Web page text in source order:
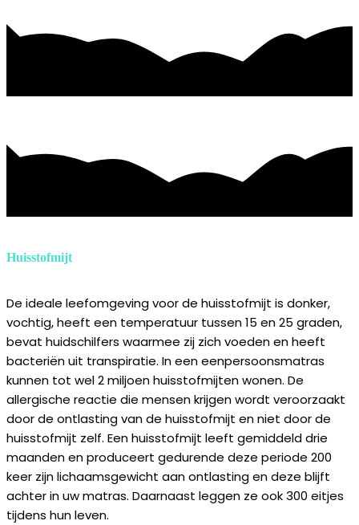
Huisstofmijt
De ideale leefomgeving voor de huisstofmijt is donker,
vochtig, heeft een temperatuur tussen 15 en 25 graden,
bevat huidschilfers waarmee zij zich voeden en heeft
bacteriën uit transpiratie. In een eenpersoonsmatras
kunnen tot wel 2 miljoen huisstofmijten wonen. De
allergische reactie die mensen krijgen wordt veroorzaakt
door de ontlasting van de huisstofmijt en niet door de
huisstofmijt zelf. Een huisstofmijt leeft gemiddeld drie
maanden en produceert gedurende deze periode 200
keer zijn lichaamsgewicht aan ontlasting en deze blijft
achter in uw matras. Daarnaast leggen ze ook 300 eitjes
tijdens hun leven.